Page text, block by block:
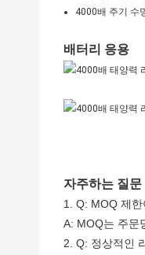
4000배 주기 수
배터리 응용
자주하는 질문
1. Q: MOQ 제
A: MOQ는 주문
2. Q: 정상적인